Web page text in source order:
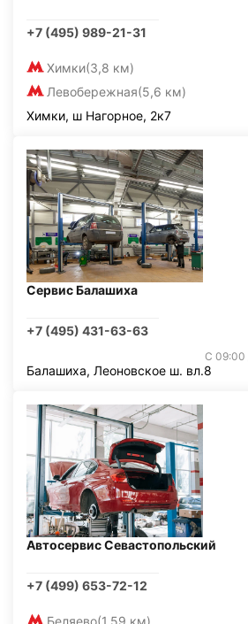
+7 (495) 989-21-31
Химки(3,8 км)
Левобережная(5,6 км)
Химки, ш Нагорное, 2к7
Сервис Балашиха
+7 (495) 431-63-63
С 09:00
Балашиха, Леоновское ш. вл.8
Автосервис Севастопольский
+7 (499) 653-72-12
Беляево(1,59 км)